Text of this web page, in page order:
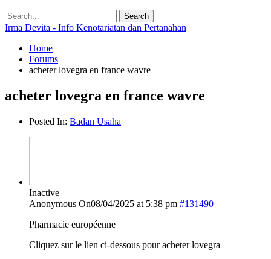
Irma Devita - Info Kenotariatan dan Pertanahan
Home
Forums
acheter lovegra en france wavre
acheter lovegra en france wavre
Posted In: Badan Usaha
Inactive
Anonymous On08/04/2025 at 5:38 pm #131490
Pharmacie européenne
Cliquez sur le lien ci-dessous pour acheter lovegra